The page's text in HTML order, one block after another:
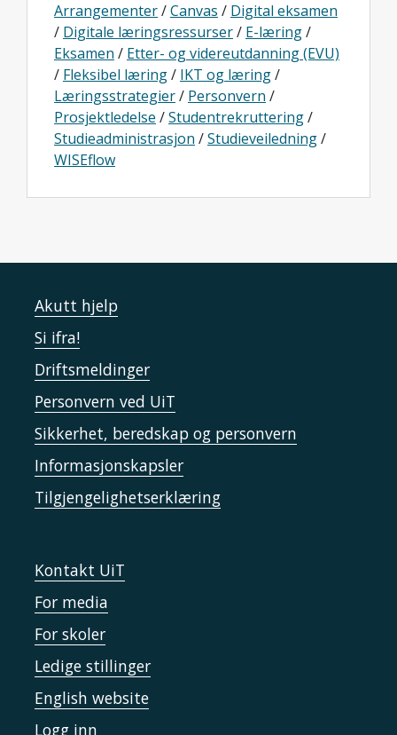
Arrangementer/Canvas / Digital eksamen
/ Digitale læringsressurser/ E-læring/
Eksamen / Etter- og videreutdanning (EVU)
/ Fleksibel læring/ IKT og læring/
Læringsstrategier/ Personvern /
Prosjektledelse /Studentrekruttering/
Studieadministrasjon /Studieveiledning/
WISEflow
Akutt hjelp
Si ifra!
Driftsmeldinger
Personvern ved UiT
Sikkerhet, beredskap og personvern
Informasjonskapsler
Tilgjengelighetserklæring
Kontakt UiT
For media
For skoler
Ledige stillinger
English website
Logg inn